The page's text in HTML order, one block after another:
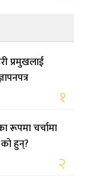
प्रमुखलाई
१
रूपमा चर्चामा
हुन्?
२